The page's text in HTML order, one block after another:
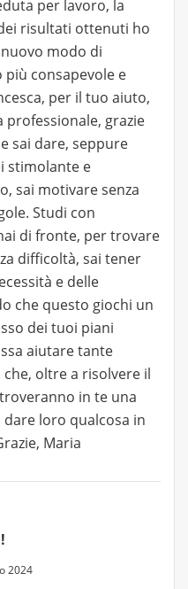
per lavoro, la
risultati ottenuti ho
modo di
consapevole e
per il tuo aiuto,
professionale, grazie
sai dare, seppure
stimolante e
sai motivare senza
Studi con
di fronte, per trovare
difficoltà, sai tener
e delle
che questo giochi un
dei tuoi piani
aiutare tante
oltre a risolvere il
in te una
loro qualcosa in
Maria
2024